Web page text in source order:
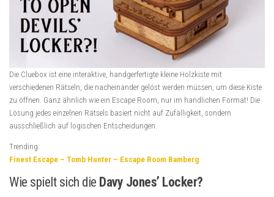
Die Cluebox ist eine interaktive, handgerfertigte kleine Holzkiste mit
verschiedenen Rätseln, die nacheinander gelöst werden müssen, um diese Kiste
zu öffnen. Ganz ähnlich wie ein Escape Room, nur im handlichen Format! Die
Lösung jedes einzelnen Rätsels basiert nicht auf Zufälligkeit, sondern
ausschließlich auf logischen Entscheidungen.
Trending:
Finest Escape – Tomb Hunter – Escape Room Bamberg
Wie spielt sich die Davy Jones’ Locker?